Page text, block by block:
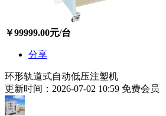
￥99999.00元/台
分享
环形轨道式自动低压注塑机
更新时间：2026-07-02 10:59 免费会员